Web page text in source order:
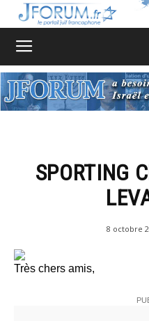
SPORTING
8 octobre
Très chers amis,